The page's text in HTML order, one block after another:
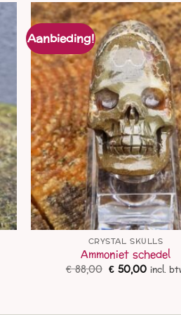
Aanbieding!
CRYSTAL SKULLS
Ammoniet schedel
€88,00 prijs
€50,00prijs
incl.